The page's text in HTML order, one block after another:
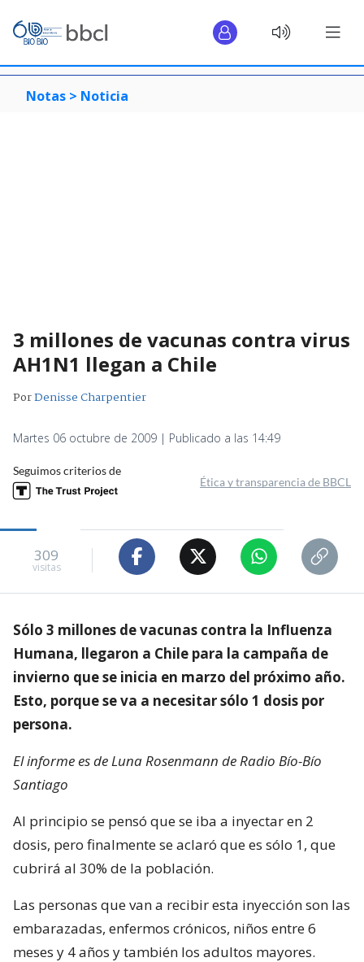
Notas > Noticia
3 millones de vacunas contra virus
AH1N1 llegan a Chile
PorDenisse Charpentier
Martes 06 octubre de 2009 | Publicado a las 14:49
Seguimos criterios de
Ética y transparencia de BBCL
309
visitas
Sólo 3 millones de vacunas contra la Influenza
Humana, llegaron a Chile para la campaña de
invierno que se inicia en marzo del próximo año.
Esto, porque se va a necesitar sólo 1 dosis por
persona.
El informe es de Luna Rosenmann de Radio Bío-Bío
Santiago
Al principio se pensó que se iba a inyectar en 2
dosis, pero finalmente se aclaró que es sólo 1, que
cubrirá al 30% de la población.
Las personas que van a recibir esta inyección son las
embarazadas, enfermos crónicos, niños entre 6
meses y 4 años y también los adultos mayores.